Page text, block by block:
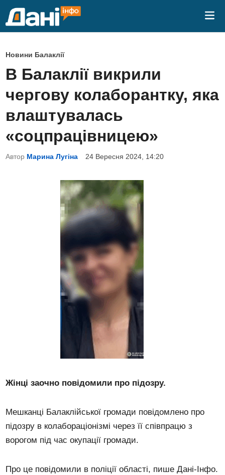
P
o
s
t
e
d
i
n
Новини Балаклії
В Балаклії викрили
чергову колаборантку, яка
влаштувалась
«соцпрацівницею»
Автор Марина Лугіна 24 Вересня 2024, 14:20
Жінці заочно повідомили про підозру.
Мешканці Балаклійської громади повідомлено про
підозру в колабораціонізмі через її співпрацю з
ворогом під час окупації громади.
Про це повідомили в поліції області, пише Дані-Інфо.